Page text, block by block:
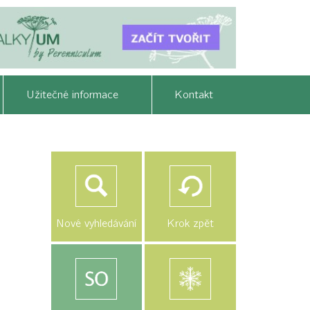
Užitečné informace Kontakt
Nové vyhledávání Krok zpět